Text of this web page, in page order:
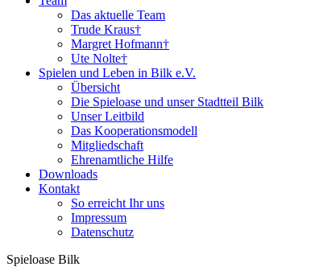
Das aktuelle Team
Trude Kraus†
Margret Hofmann†
Ute Nolte†
Spielen und Leben in Bilk e.V.
Übersicht
Die Spieloase und unser Stadtteil Bilk
Unser Leitbild
Das Kooperationsmodell
Mitgliedschaft
Ehrenamtliche Hilfe
Downloads
Kontakt
So erreicht Ihr uns
Impressum
Datenschutz
Spieloase Bilk